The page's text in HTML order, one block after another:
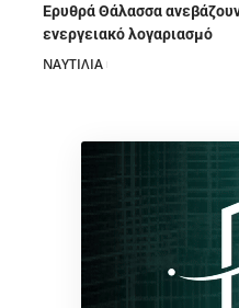
Ερυθρά Θάλασσα
ενεργειακό λογαριασμό
ΝΑΥΤΙΛΙΑ